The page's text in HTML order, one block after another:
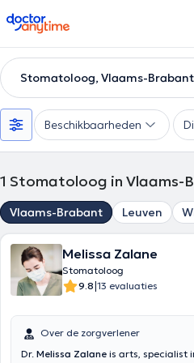
doctoranytime
Stomatoloog, Vlaams-Brabant
Beschikbaarheden
1 Stomatoloog in Vlaams-
Vlaams-Brabant Leuven
Melissa Zalane
Stomatoloog
9.8|13 evaluaties
Over de zorgverlener
Dr. Melissa Zalane is arts, specialist